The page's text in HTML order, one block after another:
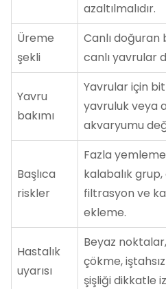
azaltılmalıdır.
Üreme
şekli
Canlı doğuran
canlı yavrular
Yavru
bakımı
Yavrular için
yavruluk veya
akvaryumu
Başlıca
riskler
Fazla
kalabalık
filtrasyon ve
ekleme.
Hastalık
uyarısı
Beyaz
çökme,
şişliği dikkatle